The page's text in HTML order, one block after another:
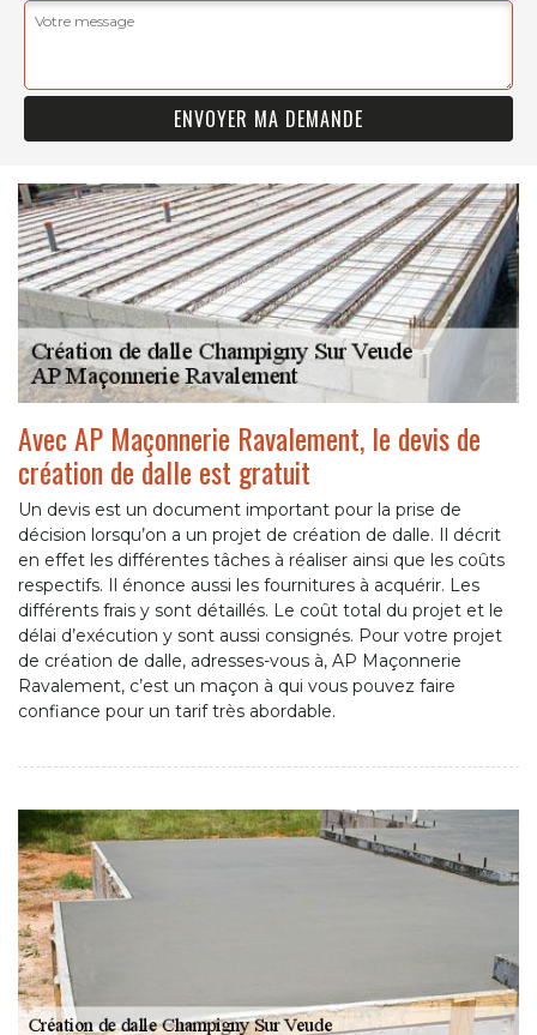
Avec AP Maçonnerie Ravalement, le devis de
création de dalle est gratuit
Un devis est un document important pour la prise de
décision lorsqu’on a un projet de création de dalle. Il décrit
en effet les différentes tâches à réaliser ainsi que les coûts
respectifs. Il énonce aussi les fournitures à acquérir. Les
différents frais y sont détaillés. Le coût total du projet et le
délai d’exécution y sont aussi consignés. Pour votre projet
de création de dalle, adresses-vous à, AP Maçonnerie
Ravalement, c’est un maçon à qui vous pouvez faire
confiance pour un tarif très abordable.